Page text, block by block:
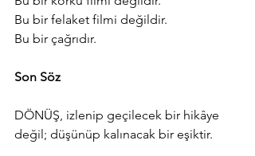
Bu bir felaket filmi değildir.
Bu bir çağrıdır.
Son Söz
DÖNÜŞ, izlenip geçilecek bir hikâye
değil; düşünüp kalınacak bir eşiktir.